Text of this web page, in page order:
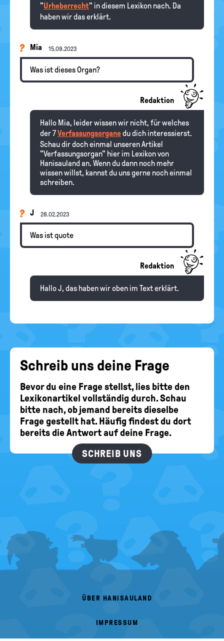
"Urheberrecht" in diesem Lexikon nach. Da
haben wir das erklärt.
Mia 15.09.2023
Was ist dieses Organ?
Redaktion
Hallo Mia, leider wissen wir nicht, für welches
der 7Verfassungsorganedu dich interessierst.
Schau dir doch einmal unseren Artikel
"Verfassungsorgan" hier im Lexikon von
Hanisauland an. Wenn du dann noch mehr
wissen willst, kannst du uns gerne noch einmal
schreiben.
J 28.02.2023
Was ist quote
Redaktion
Hallo J, das haben wir oben im Text erklärt.
Schreib uns deine Frage
Bevor du eine Frage stellst, lies bitte den
Lexikonartikel vollständig durch. Schau
bitte nach, ob jemand bereits dieselbe
Frage gestellt hat. Häufig findest du dort
bereits die Antwort auf deine Frage.
SCHREIB UNS
FOOTER
MENU
ÜBER HANISAULAND
IMPRESSUM